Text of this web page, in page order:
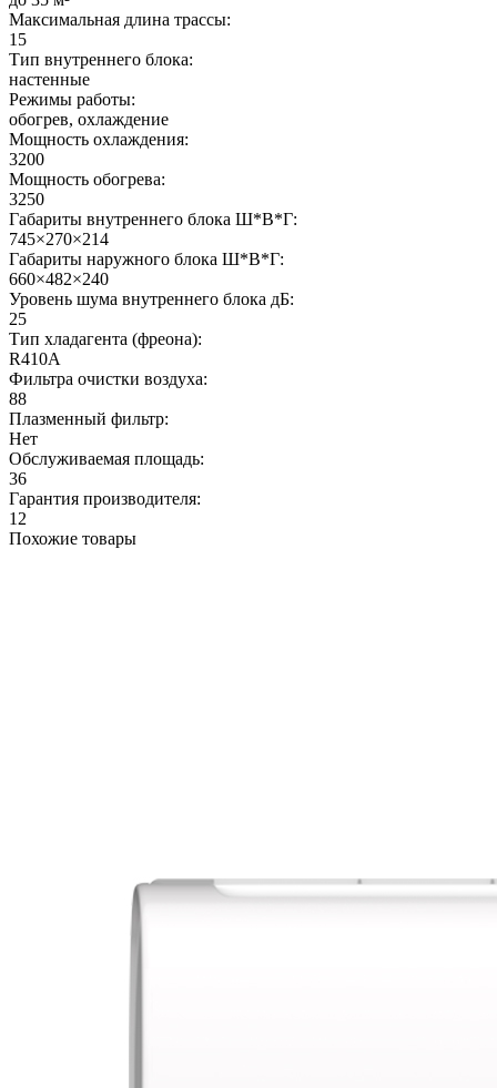
Максимальная длина трассы:
15
Тип внутреннего блока:
настенные
Режимы работы:
обогрев, охлаждение
Мощность охлаждения:
3200
Мощность обогрева:
3250
Габариты внутреннего блока Ш*В*Г:
745×270×214
Габариты наружного блока Ш*В*Г:
660×482×240
Уровень шума внутреннего блока дБ:
25
Тип хладагента (фреона):
R410A
Фильтра очистки воздуха:
88
Плазменный фильтр:
Нет
Обслуживаемая площадь:
36
Гарантия производителя:
12
Похожие товары